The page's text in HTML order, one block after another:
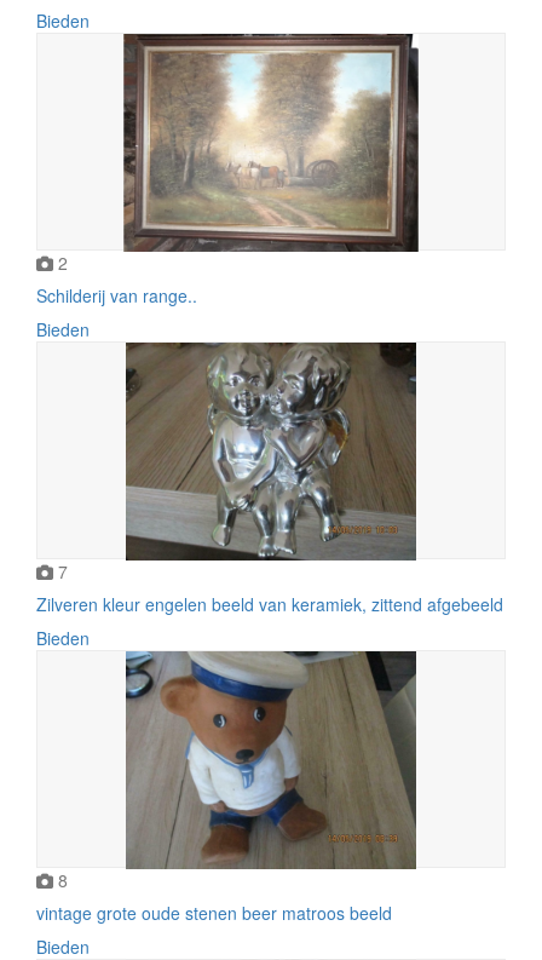
Bieden
2
Schilderij van range..
Bieden
7
Zilveren kleur engelen beeld van keramiek, zittend afgebeeld
Bieden
8
vintage grote oude stenen beer matroos beeld
Bieden